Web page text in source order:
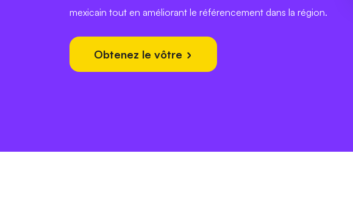
mexicain tout en améliorant le référencement dans la région.
Obtenez le vôtre